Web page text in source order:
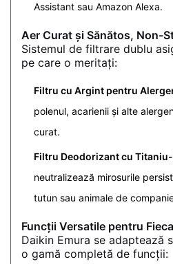
Assistant sau Amazon Alexa.
Aer Curat și Sănătos, Non-
Sistemul de filtrare dublu
pe care o meritați:
Filtru cu Argint pentru
polenul, acarienii și alte
curat.
Filtru Deodorizant cu
neutralizează mirosurile
tutun sau animale de
Funcții Versatile pentru
Daikin Emura se adaptează
o gamă completă de funcții: